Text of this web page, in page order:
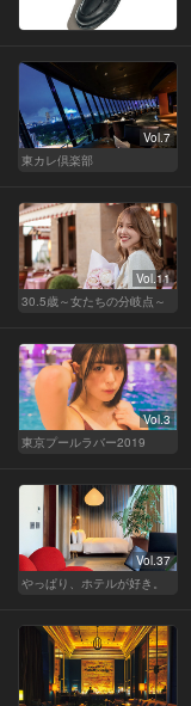
Vol.7
東カレ倶楽部
Vol.11
30.5歳～女たちの分岐点～
Vol.3
東京プールラバー2019
Vol.37
やっぱり、ホテルが好き。